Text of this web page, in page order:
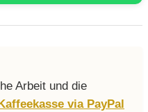
Arbeit und die
via PayPal